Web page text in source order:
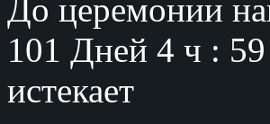
До церемонии
101 Дней 4 ч :
истекает